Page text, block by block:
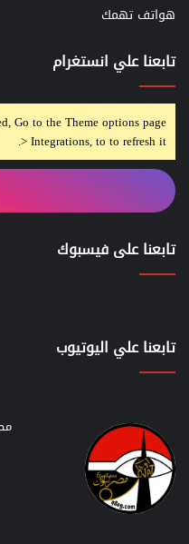
هواتف تهمك
تابعنا علي انستغرام
Go to the Theme options page
> Integrations, to to refresh it.
تابعنا على فيسبوك
تابعنا علي اليوتيوب